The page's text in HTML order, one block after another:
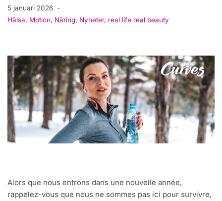
5 januari 2026
Hälsa, Motion, Näring, Nyheter, real life real beauty
Alors que nous entrons dans une nouvelle année,
rappelez-vous que nous ne sommes pas ici pour survivre,